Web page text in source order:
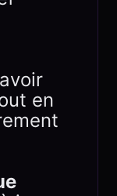
en